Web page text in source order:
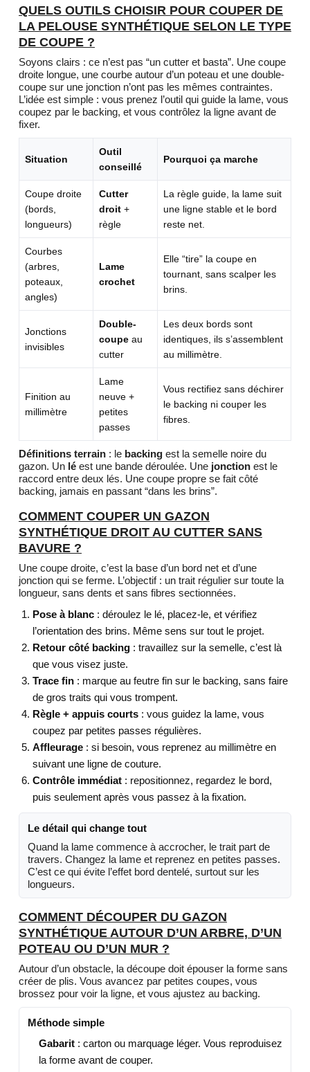
QUELS OUTILS CHOISIR POUR COUPER DE
LA PELOUSE SYNTHÉTIQUE SELON LE TYPE
DE COUPE ?
Soyons clairs : ce n’est pas “un cutter et basta”. Une coupe
droite longue, une courbe autour d’un poteau et une double-
coupe sur une jonction n’ont pas les mêmes contraintes.
L’idée est simple : vous prenez l’outil qui guide la lame, vous
coupez par le backing, et vous contrôlez la ligne avant de
fixer.
Situation
Outil
conseillé
Pourquoi ça marche
Coupe droite
(bords,
longueurs)
Cutter
droit +
règle
La règle guide, la lame suit
une ligne stable et le bord
reste net.
Courbes
(arbres,
poteaux,
angles)
Lame
crochet
Elle “tire” la coupe en
tournant, sans scalper les
brins.
Jonctions
invisibles
Double-
coupe au
cutter
Les deux bords sont
identiques, ils s’assemblent
au millimètre.
Finition au
millimètre
Lame
neuve +
petites
passes
Vous rectifiez sans déchirer
le backing ni couper les
fibres.
Définitions terrain : le backing est la semelle noire du
gazon. Un lé est une bande déroulée. Une jonction est le
raccord entre deux lés. Une coupe propre se fait côté
backing, jamais en passant “dans les brins”.
COMMENT COUPER UN GAZON
SYNTHÉTIQUE DROIT AU CUTTER SANS
BAVURE ?
Une coupe droite, c’est la base d’un bord net et d’une
jonction qui se ferme. L’objectif : un trait régulier sur toute la
longueur, sans dents et sans fibres sectionnées.
Pose à blanc : déroulez le lé, placez-le, et vérifiez
l’orientation des brins. Même sens sur tout le projet.
Retour côté backing : travaillez sur la semelle, c’est là
que vous visez juste.
Trace fin : marque au feutre fin sur le backing, sans faire
de gros traits qui vous trompent.
Règle + appuis courts : vous guidez la lame, vous
coupez par petites passes régulières.
Affleurage : si besoin, vous reprenez au millimètre en
suivant une ligne de couture.
Contrôle immédiat : repositionnez, regardez le bord,
puis seulement après vous passez à la fixation.
Le détail qui change tout
Quand la lame commence à accrocher, le trait part de
travers. Changez la lame et reprenez en petites passes.
C’est ce qui évite l’effet bord dentelé, surtout sur les
longueurs.
COMMENT DÉCOUPER DU GAZON
SYNTHÉTIQUE AUTOUR D’UN ARBRE, D’UN
POTEAU OU D’UN MUR ?
Autour d’un obstacle, la découpe doit épouser la forme sans
créer de plis. Vous avancez par petites coupes, vous
brossez pour voir la ligne, et vous ajustez au backing.
Méthode simple
Gabarit : carton ou marquage léger. Vous reproduisez
la forme avant de couper.